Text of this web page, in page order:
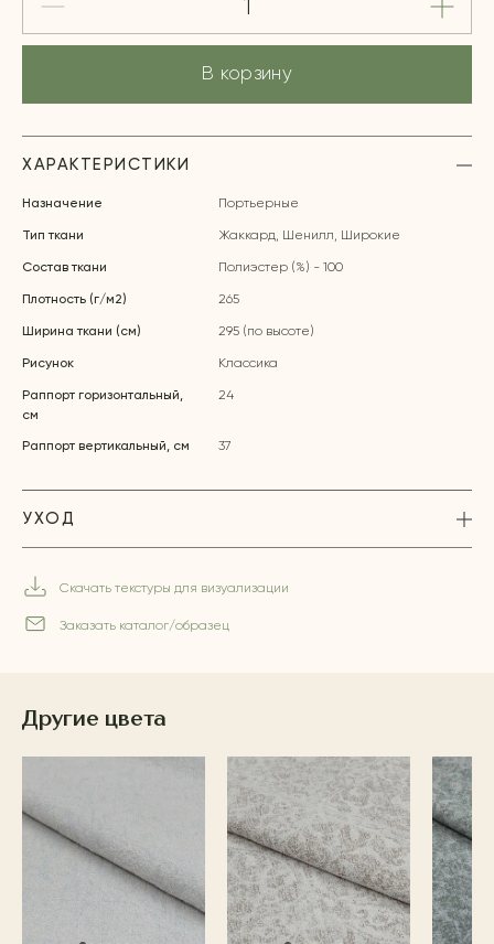
В корзину
ХАРАКТЕРИСТИКИ
Назначение Портьерные
Тип ткани Жаккард, Шенилл, Широкие
Состав ткани Полиэстер (%) - 100
Плотность (г/м2) 265
Ширина ткани (см) 295 (по высоте)
Рисунок Классика
Раппорт горизонтальный,
см
24
Раппорт вертикальный, см 37
УХОД
Скачать текстуры для визуализации
Заказать каталог/образец
Другие цвета